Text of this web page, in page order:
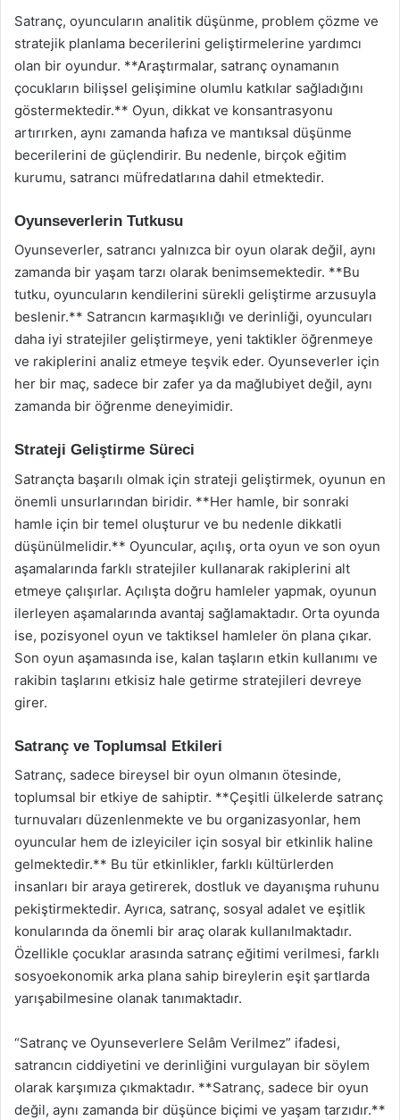
Satranç, oyuncuların analitik düşünme, problem çözme ve
stratejik planlama becerilerini geliştirmelerine yardımcı
olan bir oyundur. **Araştırmalar, satranç oynamanın
çocukların bilişsel gelişimine olumlu katkılar sağladığını
göstermektedir.** Oyun, dikkat ve konsantrasyonu
artırırken, aynı zamanda hafıza ve mantıksal düşünme
becerilerini de güçlendirir. Bu nedenle, birçok eğitim
kurumu, satrancı müfredatlarına dahil etmektedir.
Oyunseverlerin Tutkusu
Oyunseverler, satrancı yalnızca bir oyun olarak değil, aynı
zamanda bir yaşam tarzı olarak benimsemektedir. **Bu
tutku, oyuncuların kendilerini sürekli geliştirme arzusuyla
beslenir.** Satrancın karmaşıklığı ve derinliği, oyuncuları
daha iyi stratejiler geliştirmeye, yeni taktikler öğrenmeye
ve rakiplerini analiz etmeye teşvik eder. Oyunseverler için
her bir maç, sadece bir zafer ya da mağlubiyet değil, aynı
zamanda bir öğrenme deneyimidir.
Strateji Geliştirme Süreci
Satrançta başarılı olmak için strateji geliştirmek, oyunun en
önemli unsurlarından biridir. **Her hamle, bir sonraki
hamle için bir temel oluşturur ve bu nedenle dikkatli
düşünülmelidir.** Oyuncular, açılış, orta oyun ve son oyun
aşamalarında farklı stratejiler kullanarak rakiplerini alt
etmeye çalışırlar. Açılışta doğru hamleler yapmak, oyunun
ilerleyen aşamalarında avantaj sağlamaktadır. Orta oyunda
ise, pozisyonel oyun ve taktiksel hamleler ön plana çıkar.
Son oyun aşamasında ise, kalan taşların etkin kullanımı ve
rakibin taşlarını etkisiz hale getirme stratejileri devreye
girer.
Satranç ve Toplumsal Etkileri
Satranç, sadece bireysel bir oyun olmanın ötesinde,
toplumsal bir etkiye de sahiptir. **Çeşitli ülkelerde satranç
turnuvaları düzenlenmekte ve bu organizasyonlar, hem
oyuncular hem de izleyiciler için sosyal bir etkinlik haline
gelmektedir.** Bu tür etkinlikler, farklı kültürlerden
insanları bir araya getirerek, dostluk ve dayanışma ruhunu
pekiştirmektedir. Ayrıca, satranç, sosyal adalet ve eşitlik
konularında da önemli bir araç olarak kullanılmaktadır.
Özellikle çocuklar arasında satranç eğitimi verilmesi, farklı
sosyoekonomik arka plana sahip bireylerin eşit şartlarda
yarışabilmesine olanak tanımaktadır.
“Satranç ve Oyunseverlere Selâm Verilmez” ifadesi,
satrancın ciddiyetini ve derinliğini vurgulayan bir söylem
olarak karşımıza çıkmaktadır. **Satranç, sadece bir oyun
değil, aynı zamanda bir düşünce biçimi ve yaşam tarzıdır.**